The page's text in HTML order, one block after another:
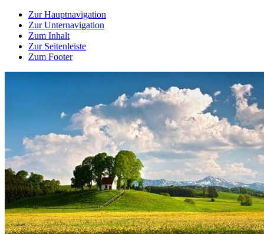
Zur Hauptnavigation
Zur Unternavigation
Zum Inhalt
Zur Seitenleiste
Zum Footer